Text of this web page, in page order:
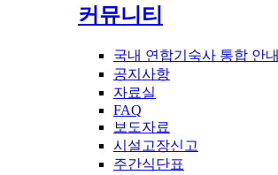
커뮤니티
국내 연합기숙사 통합 안내
공지사항
자료실
FAQ
보도자료
시설고장신고
주간식단표